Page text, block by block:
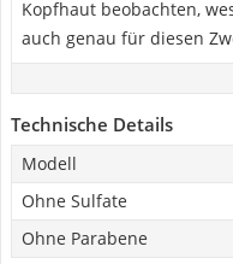
Kopfhaut beobachten,
auch genau für diesen
Technische Details
Modell
Ohne Sulfate
Ohne Parabene